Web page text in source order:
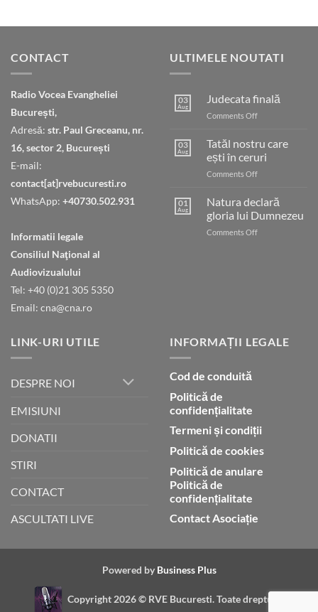
CONTACT
Radio Vocea Evangheliei
București,
Adresă: str. Paul Greceanu, nr.
16, sector 2, București
E-mail:
contact[at]rvebucuresti.ro
WhatsApp: +40730.502.931
Informatii legale
Consiliul Naţional al
Audiovizualului
Tel: +40 (0)21 305 5350
Email: cna@cna.ro
ULTIMELE NOUTATI
03
Aug
Judecata finală
Comments Offon
03
Aug
Tatăl nostru care
ești în ceruri
Comments Offon
nostru
care
ești
în
01
Aug
Natura declară
gloria lui Dumnezeu
Comments Offon
LINK-URI UTILE
DESPRE NOI
EMISIUNI
DONATII
STIRI
CONTACT
ASCULTATI LIVE
INFORMAȚII LEGALE
Cod de conduită
Politică de
confidențialitate
Termeni și condiții
Politică de cookies
Politică de anulare
Politică de
confidențialitate
Contact Asociație
Powered by Business Plus
Copyright 2026 © RVE Bucuresti. Toate drepturile